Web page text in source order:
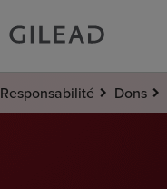
Responsabilité Dons